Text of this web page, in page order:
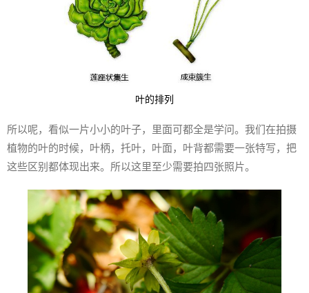
叶的排列
所以呢，看似一片小小的叶子，里面可都全是学问。我们在拍摄
植物的叶的时候，叶柄，托叶，叶面，叶背都需要一张特写，把
这些区别都体现出来。所以这里至少需要拍四张照片。